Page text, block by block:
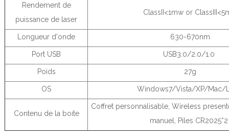
Rendement de
puissance de laser
ClassII<1mw or
Longueur d'onde 630-670nm
Port USB USB3.0/2.0/1.0
Poids 27g
OS Windows7/Vista/XP/Mac/
Contenu de la boite
Coffret personnalisable, Wireless
manuel, Piles CR2025*2